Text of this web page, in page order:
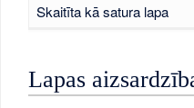
Skaitīta kā satura lapa
Lapas